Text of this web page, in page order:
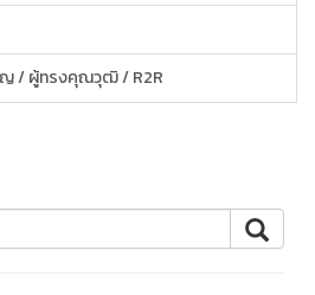
ญ / ผู้ทรงคุณวุฒิ / R2R